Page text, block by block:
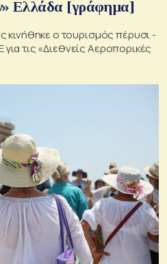
Ελλάδα [γράφημα]
ο τουρισμός πέρυσι -
για τις «Διεθνείς Αεροπορικές